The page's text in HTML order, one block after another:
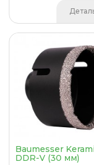
Baumesser
DDR-V (30 мм)